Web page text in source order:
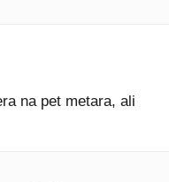
na pet metara, ali